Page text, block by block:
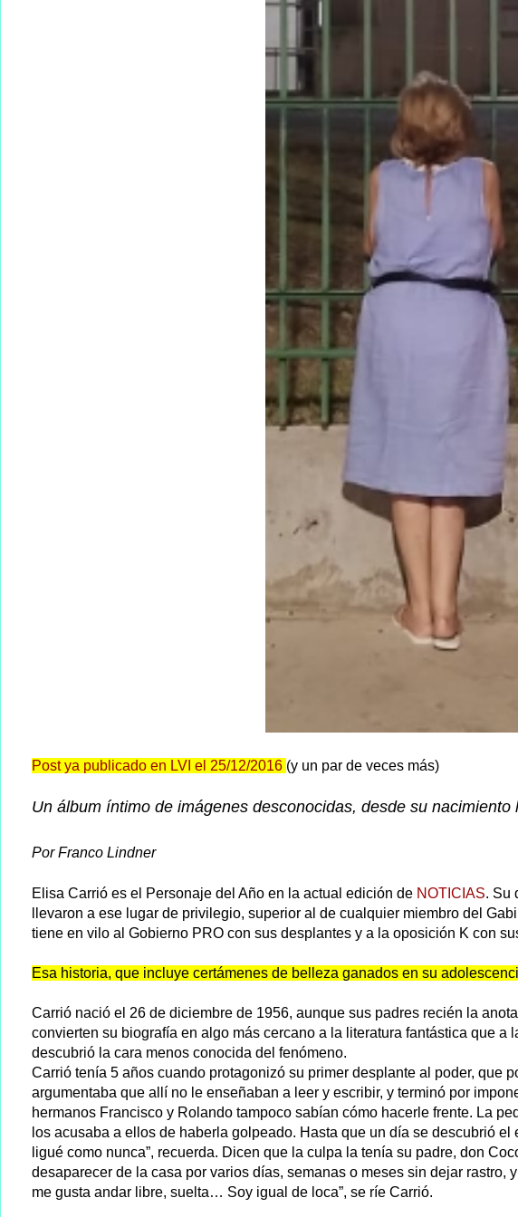
Post ya publicado en LVI el 25/12/2016 (y un par de veces más)
Un álbum íntimo de imágenes desconocidas, desde su
Por Franco Lindner
Elisa Carrió es el Personaje del Año en la actual edición de NOTICIAS. Su
llevaron a ese lugar de privilegio, superior al de cualquier miembro del
tiene en vilo al Gobierno PRO con sus desplantes y a la oposición K con
Esa historia, que incluye certámenes de belleza ganados en su
Carrió nació el 26 de diciembre de 1956, aunque sus padres recién la
convierten su biografía en algo más cercano a la literatura fantástica que
descubrió la cara menos conocida del fenómeno.
Carrió tenía 5 años cuando protagonizó su primer desplante al poder, que
argumentaba que allí no le enseñaban a leer y escribir, y terminó por
hermanos Francisco y Rolando tampoco sabían cómo hacerle frente. La
los acusaba a ellos de haberla golpeado. Hasta que un día se descubrió
ligué como nunca”, recuerda. Dicen que la culpa la tenía su padre, don
desaparecer de la casa por varios días, semanas o meses sin dejar
me gusta andar libre, suelta… Soy igual de loca”, se ríe Carrió.